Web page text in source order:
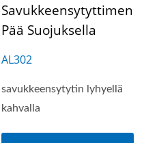
Savukkeensytyttimen
Pää Suojuksella
AL302
savukkeensytytin lyhyellä
kahvalla